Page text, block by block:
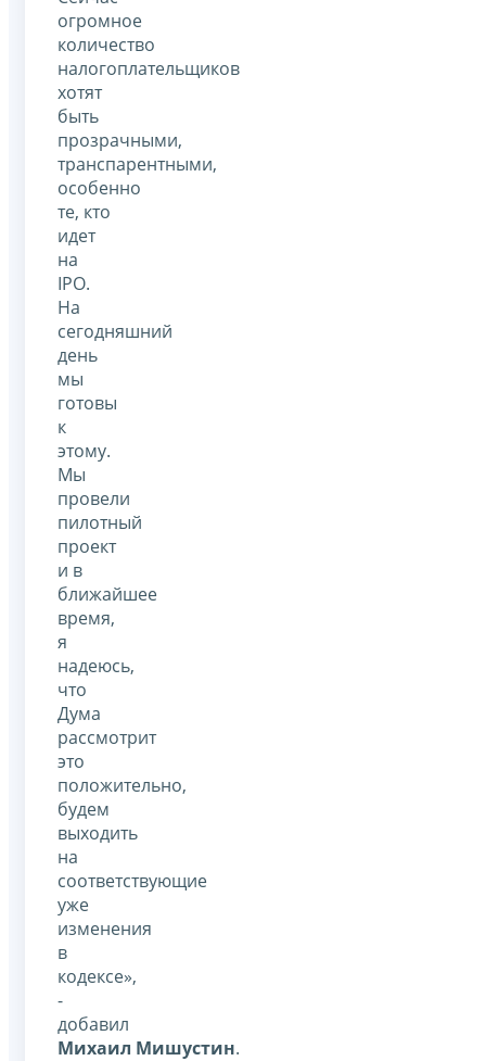
огромное
количество
налогоплательщиков
хотят
быть
прозрачными,
транспарентными,
особенно
те, кто
идет
на
IPO.
На
сегодняшний
день
мы
готовы
к
этому.
Мы
провели
пилотный
проект
и в
ближайшее
время,
я
надеюсь,
что
Дума
рассмотрит
это
положительно,
будем
выходить
на
соответствующие
уже
изменения
в
кодексе»,
-
добавил
Михаил Мишустин.